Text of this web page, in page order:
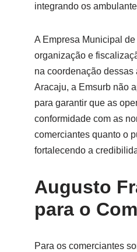
integrando os
A Empresa Municipal
organização e
na coordenação
Aracaju, a Emsurb não
para garantir que as
conformidade com as
comerciantes quanto o
fortalecendo a
Augusto
para o
Para os comerciantes